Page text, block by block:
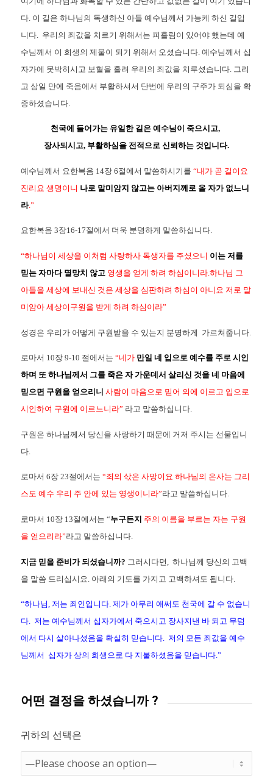
다. 이 길은 하나님의 독생하신 아들 예수님께서 가능케 하신 길입
니다. 우리의 죄값을 치르기 위해서는 피흘림이 있어야 했는데 예
수님께서 이 희생의 제물이 되기 위해서 오셨습니다. 예수님께서 십
자가에 못박히시고 보혈을 흘려 우리의 죄값을 치루셨습니다. 그리
고 삼일 만에 죽음에서 부활하셔서 단번에 우리의 구주가 되심을 확
증하셨습니다.
천국에 들어가는 유일한 길은 예수님이 죽으시고,
장사되시고, 부활하심을 전적으로 신뢰하는 것입니다.
예수님께서 요한복음 14장 6절에서 말씀하시기를 “내가 곧 길이요
진리요 생명이니 나로 말미암지 않고는 아버지께로 올 자가 없느니
라.”
요한복음 3장16-17절에서 더욱 분명하게 말씀하십니다.
“하나님이 세상을 이처럼 사랑하사 독생자를 주셨으니 이는 저를
믿는 자마다 멸망치 않고 영생을 얻게 하려 하심이니라.하나님 그
아들을 세상에 보내신 것은 세상을 심판하려 하심이 아니요 저로 말
미암아 세상이구원을 받게 하려 하심이라”
성경은 우리가 어떻게 구원받을 수 있는지 분명하게 가르쳐줍니다.
로마서 10장 9-10 절에서는 “네가 만일 네 입으로 예수를 주로 시인
하며 또 하나님께서 그를 죽은 자 가운데서 살리신 것을 네 마음에
믿으면 구원을 얻으리니 사람이 마음으로 믿어 의에 이르고 입으로
시인하여 구원에 이르느니라” 라고 말씀하십니다.
구원은 하나님께서 당신을 사랑하기 때문에 거저 주시는 선물입니
다.
로마서 6장 23절에서는 “죄의 삯은 사망이요 하나님의 은사는 그리
스도 예수 우리 주 안에 있는 영생이니라”라고 말씀하십니다.
로마서 10장 13절에서는 “누구든지 주의 이름을 부르는 자는 구원
을 얻으리라”라고 말씀하십니다.
지금 믿을 준비가 되셨습니까? 그러시다면, 하나님께 당신의 고백
을 말씀 드리십시요. 아래의 기도를 가지고 고백하셔도 됩니다.
“하나님, 저는 죄인입니다. 제가 아무리 애써도 천국에 갈 수 없습니
다. 저는 예수님께서 십자가에서 죽으시고 장사지낸 바 되고 무덤
에서 다시 살아나셨음을 확실히 믿습니다. 저의 모든 죄값을 예수
님께서 십자가 상의 희생으로 다 지불하셨음을 믿습니다.”
어떤 결정을 하셨습니까 ?
귀하의 선택은